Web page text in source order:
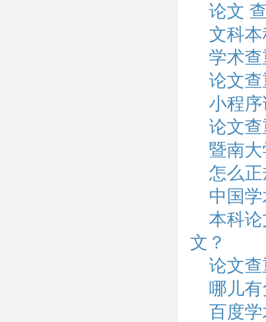
论文
文科
学术
论文
小程
论文
暨南
怎么
中国
本科
文？
论文
哪儿
百度